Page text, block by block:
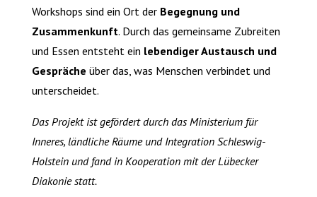
Workshops sind ein Ort der Begegnung und
Zusammenkunft. Durch das gemeinsame Zubreiten
und Essen entsteht ein lebendiger Austausch und
Gespräche über das, was Menschen verbindet und
unterscheidet.
Das Projekt ist gefördert durch das Ministerium für
Inneres, ländliche Räume und Integration Schleswig-
Holstein und fand in Kooperation mit der Lübecker
Diakonie statt.